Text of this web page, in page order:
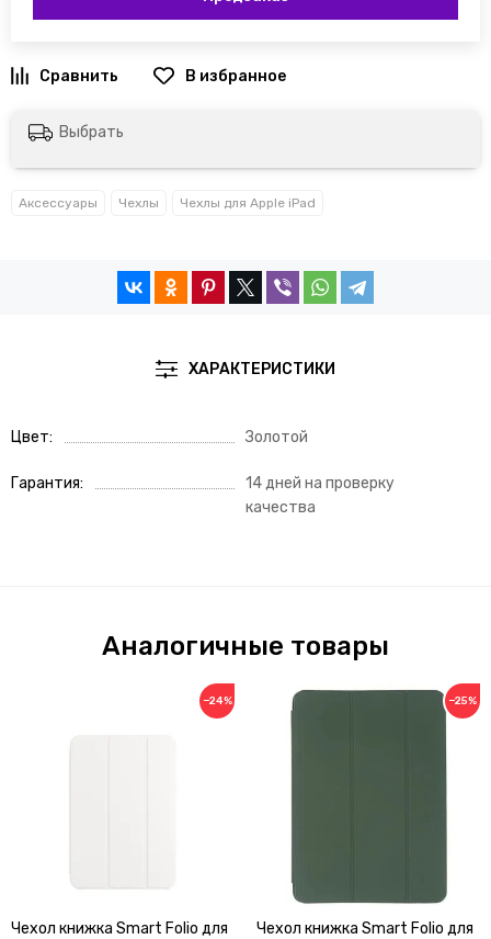
Выбрать
Аксессуары Чехлы Чехлы для Apple iPad
ХАРАКТЕРИСТИКИ
Цвет Золотой
Гарантия
14 дней на проверку
качества
Аналогичные товары
−24%
Чехол книжка Smart Folio для
−25%
Чехол книжка Smart Folio для